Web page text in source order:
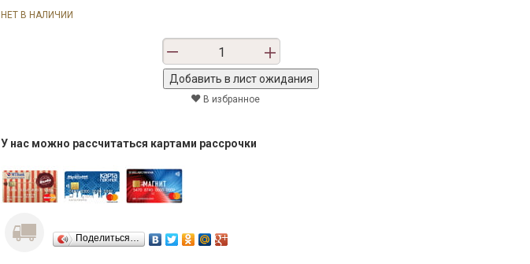
НЕТ В НАЛИЧИИ
В избранное
У нас можно рассчитаться картами рассрочки
Поделиться…